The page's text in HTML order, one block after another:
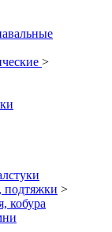
>
подтяжки >
кобура